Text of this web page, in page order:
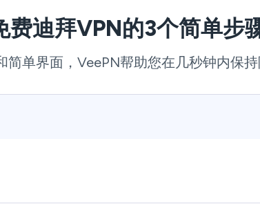
费迪拜VPN的3个简单步
简单界面，VeePN帮助您在几秒钟内保